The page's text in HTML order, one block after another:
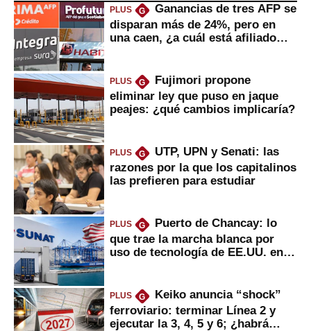
PLUS G
Ganancias de tres AFP se
disparan más de 24%, pero en
una caen, ¿a cuál está afiliado
PLUS G
Fujimori propone
eliminar ley que puso en jaque
peajes: ¿qué cambios implicaría?
PLUS G
UTP, UPN y Senati: las
razones por la que los capitalinos
las prefieren para estudiar
PLUS G
Puerto de Chancay: lo
que trae la marcha blanca por
uso de tecnología de EE.UU. en
PLUS G
Keiko anuncia “shock”
ferroviario: terminar Línea 2 y
ejecutar la 3, 4, 5 y 6; ¿habrá